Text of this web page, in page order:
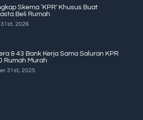
Skema ‘KPR’ Khusus Buat
Beli Rumah
2026
& 43 Bank Kerja Sama Saluran KPR
Rumah Murah
31st, 2025